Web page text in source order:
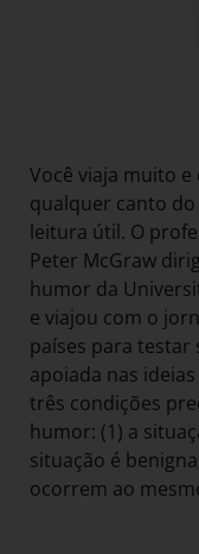
Você viaja muito
qualquer canto do
leitura útil. O
Peter McGraw
humor da
e viajou com o
países para testar
apoiada nas
três condições
humor: (1) a
situação é
ocorrem ao